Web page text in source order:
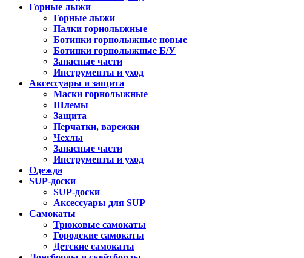
Горные лыжи
Горные лыжи
Палки горнолыжные
Ботинки горнолыжные новые
Ботинки горнолыжные Б/У
Запасные части
Инструменты и уход
Аксессуары и защита
Маски горнолыжные
Шлемы
Защита
Перчатки, варежки
Чехлы
Запасные части
Инструменты и уход
Одежда
SUP-доски
SUP-доски
Аксессуары для SUP
Самокаты
Трюковые самокаты
Городские самокаты
Детские самокаты